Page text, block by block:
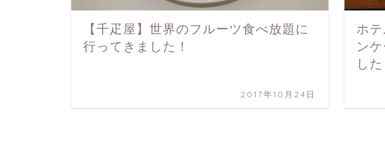
【千疋屋】世界のフルーツ食べ放題に
行ってきました！
2017年10月24日
ホ
ン
した